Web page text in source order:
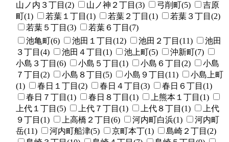
山ノ内３丁目(2) 山ノ神２丁目(3) 弓削町(5)
吉原
町(1)
若葉１丁目(1) 若葉２丁目(1)
若葉３丁目(2)
若葉５丁目(3)
若葉６丁目(7)
池亀町(6) 池田１丁目(12) 池田２丁目(11)
池田
３丁目(4)
池田４丁目(1) 池上町(5)
沖新町(7)
小島３丁目(6)
小島５丁目(1) 小島６丁目(2)
小島
７丁目(2)
小島８丁目(5) 小島９丁目(11)
小島上町
(1)
春日１丁目(2) 春日４丁目(3)
春日６丁目(1)
春日７丁目(1)
春日８丁目(1)
上熊本１丁目(1)
上代１丁目(5)
上代７丁目(1) 上代８丁目(1)
上代
９丁目(1)
上高橋２丁目(6) 河内町白浜(1)
河内町
岳(11)
河内町船津(5) 京町本丁(1)
島崎２丁目(2)